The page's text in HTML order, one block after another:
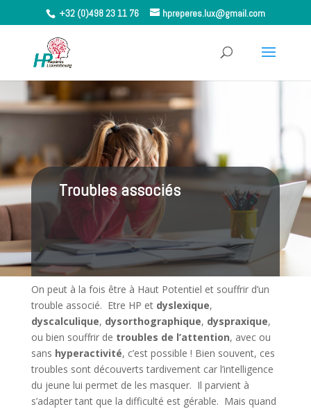
+32 (0)498 23 11 76 hpreperes.lux@gmail.com
Troubles associés
On peut à la fois être à Haut Potentiel et souffrir d’un
trouble associé. Etre HP et dyslexique,
dyscalculique, dysorthographique, dyspraxique,
ou bien souffrir de troubles de l’attention, avec ou
sans hyperactivité, c’est possible ! Bien souvent, ces
troubles sont découverts tardivement car l’intelligence
du jeune lui permet de les masquer. Il parvient à
s’adapter tant que la difficulté est gérable. Mais quand